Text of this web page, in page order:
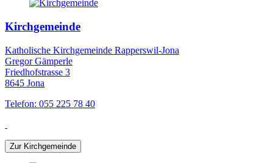
Kirchgemeinde
Katholische Kirchgemeinde Rapperswil-Jona
Gregor Gämperle
Friedhofstrasse 3
8645 Jona
Telefon: 055 225 78 40
Zur Kirchgemeinde